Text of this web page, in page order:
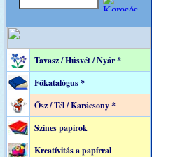
Tavasz / Húsvét / Nyár *
Főkatalógus *
Ősz / Tél / Karácsony *
Színes papírok
Kreatívitás a papírral